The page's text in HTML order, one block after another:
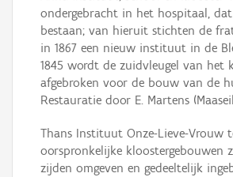
ondergebracht in het hospitaal,
bestaan; van hieruit stichten de
in 1867 een nieuw instituut in de
1845 wordt de zuidvleugel van het
afgebroken voor de bouw van de
Restauratie door E. Martens
Thans Instituut Onze-Lieve-Vrouw
oorspronkelijke kloostergebouwen
zijden omgeven en gedeeltelijk